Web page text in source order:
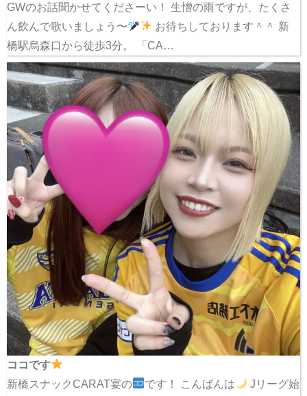
GWのお話聞かせてくださーい！ 生憎の雨ですが、たくさ
ん飲んで歌いましょう〜
お待ちしております＾＾ 新
橋駅烏森口から徒歩3分。 「CA…
ココです
新橋スナックCARAT宴の
です！ こんばんは
Jリーグ始